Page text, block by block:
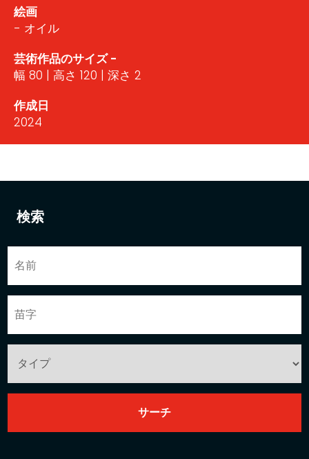
検索
絵画
- オイル
芸術作品のサイズ -
幅 80 | 高さ 120 | 深さ 2
作成日
2024